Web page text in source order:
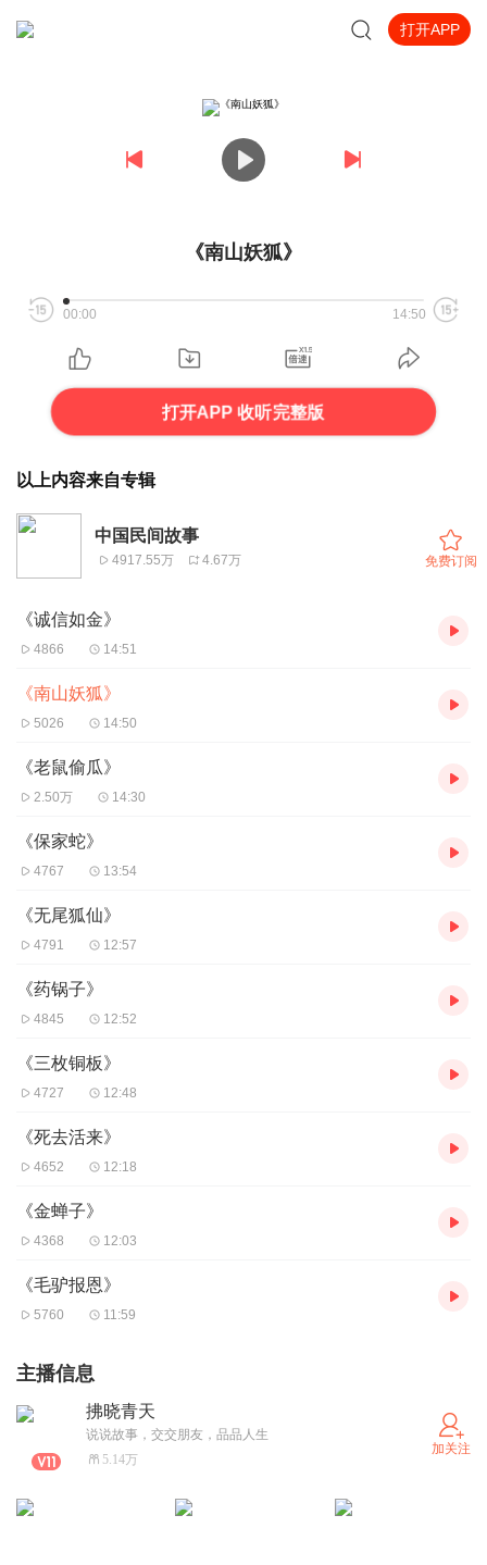
打开APP
《南山妖狐》
00:00 14:50
打开APP 收听完整版
以上内容来自专辑
中国民间故事
4917.55万 4.67万 免费订阅
《诚信如金》
4866 14:51
《南山妖狐》
5026 14:50
《老鼠偷瓜》
2.50万 14:30
《保家蛇》
4767 13:54
《无尾狐仙》
4791 12:57
《药锅子》
4845 12:52
《三枚铜板》
4727 12:48
《死去活来》
4652 12:18
《金蝉子》
4368 12:03
《毛驴报恩》
5760 11:59
主播信息
拂晓青天
说说故事，交交朋友，品品人生
5.14万
加关注